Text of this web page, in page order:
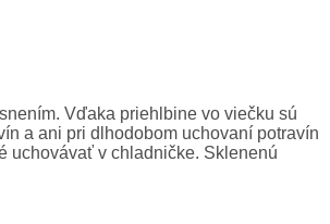
Vďaka priehlbine vo viečku sú
a ani pri dlhodobom uchovaní potravín
uchovávať v chladničke. Sklenenú